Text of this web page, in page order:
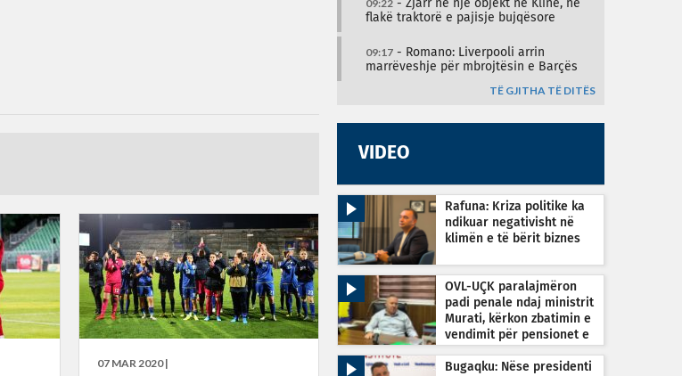
07 MAR 2020 |
09:22 - Zjarr në një objekt në Klinë, në
flakë traktorë e pajisje bujqësore
09:17 - Romano: Liverpooli arrin
marrëveshje për mbrojtësin e Barçës
TË GJITHA TË DITËS
VIDEO
Rafuna: Kriza politike ka
ndikuar negativisht në
klimën e të bërit biznes
OVL-UÇK paralajmëron
padi penale ndaj ministrit
Murati, kërkon zbatimin e
vendimit për pensionet e
Bugaqku: Nëse presidenti